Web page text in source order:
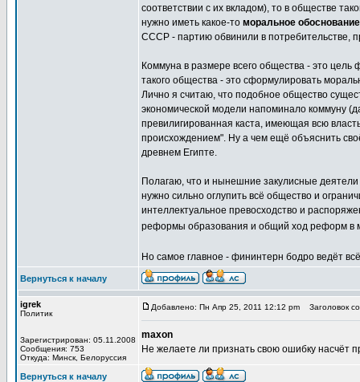
соответствии с их вкладом), то в обществе
нужно иметь какое-то моральное обоснование
СССР - партию обвинили в потребительстве,
Коммуна в размере всего общества - это
такого общества - это сформулировать
Лично я считаю, что подобное общество
экономической модели напоминало коммуну
превилигированная каста, имеющая всю
происхождением". Ну а чем ещё объяснить
древнем Египте.
Полагаю, что и нынешние закулисные деятели
нужно сильно оглупить всё общество и
интеллектуальное превосходство и
реформы образования и общий ход реформ
Но самое главное - фининтерн бодро ведёт
Вернуться к началу
igrek
Политик
Зарегистрирован: 05.11.2008
Сообщения: 753
Откуда: Минск, Белоруссия
Добавлено: Пн Апр 25, 2011 12:12 pm Заголовок
maxon
Не желаете ли признать свою ошибку насчёт
Вернуться к началу